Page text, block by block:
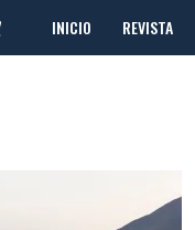
INICIO REVISTA